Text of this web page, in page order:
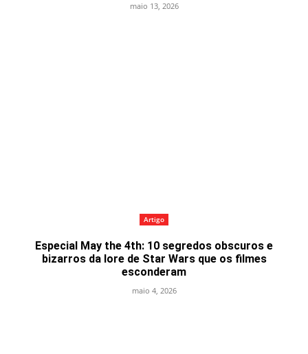
maio 13, 2026
Artigo
Especial May the 4th: 10 segredos obscuros e
bizarros da lore de Star Wars que os filmes
esconderam
maio 4, 2026